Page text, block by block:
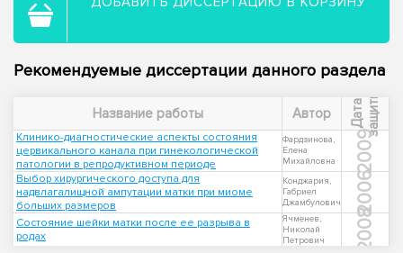
Рекомендуемые диссертации данного раздела
Название работы Автор Д
а
т
а
з
а
щ
и
т ы
Клинико-диагностические аспекты состояния
цервикального канала при гинекологической
патологии в репродуктивном периоде
Фардзинова,
Елена
Михайловна
2009
Выбор хирургического доступа для
надвлагалищной ампутации матки при миоме
больших размеров
Конджария,
Габриел
Джамбулович
2006
Состояние шейки матки после ее разрыва в
родах
Ячменев,
Николай
Петрович
2008